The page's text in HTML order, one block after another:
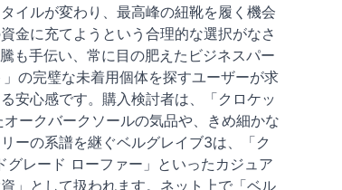
イルが変わり、最高峰の紐靴を履く機会
金に充てようという合理的な選択がなさ
も手伝い、常に目の肥えたビジネスパー
の完璧な未着用個体を探すユーザーが求
安心感です。購入検討者は、「クロケッ
ークバークソールの気品や、きめ細かな
ーの系譜を継ぐベルグレイブ3は、「ク
レード ローファー」といったカジュア
」として扱われます。ネット上で「ベル